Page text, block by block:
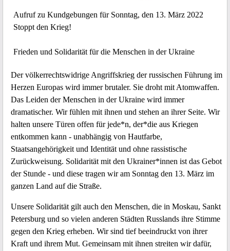
Aufruf zu Kundgebungen für Sonntag, den 13. März 2022
Stoppt den Krieg!
Frieden und Solidarität für die Menschen in der Ukraine
Der völkerrechtswidrige Angriffskrieg der russischen Führung im
Herzen Europas wird immer brutaler. Sie droht mit Atomwaffen.
Das Leiden der Menschen in der Ukraine wird immer
dramatischer. Wir fühlen mit ihnen und stehen an ihrer Seite. Wir
halten unsere Türen offen für jede*n, der*die aus Kriegen
entkommen kann - unabhängig von Hautfarbe,
Staatsangehörigkeit und Identität und ohne rassistische
Zurückweisung. Solidarität mit den Ukrainer*innen ist das Gebot
der Stunde - und diese tragen wir am Sonntag den 13. März im
ganzen Land auf die Straße.
Unsere Solidarität gilt auch den Menschen, die in Moskau, Sankt
Petersburg und so vielen anderen Städten Russlands ihre Stimme
gegen den Krieg erheben. Wir sind tief beeindruckt von ihrer
Kraft und ihrem Mut. Gemeinsam mit ihnen streiten wir dafür,